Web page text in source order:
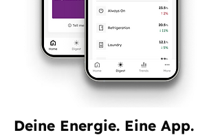
Deine Energie. Eine App.